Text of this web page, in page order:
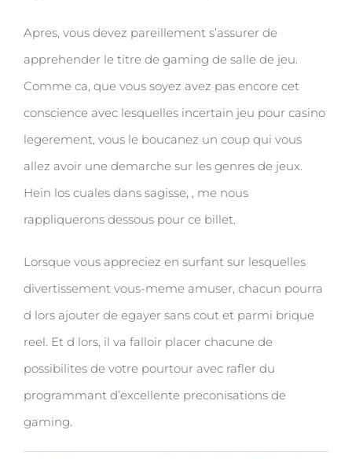
Apres, vous devez pareillement s’assurer de
apprehender le titre de gaming de salle de jeu.
Comme ca, que vous soyez avez pas encore cet
conscience avec lesquelles incertain jeu pour casino
legerement, vous le boucanez un coup qui vous
allez avoir une demarche sur les genres de jeux.
Hein los cuales dans sagisse, , me nous
rappliquerons dessous pour ce billet.
Lorsque vous appreciez en surfant sur lesquelles
divertissement vous-meme amuser, chacun pourra
d lors ajouter de egayer sans cout et parmi brique
reel. Et d lors, il va falloir placer chacune de
possibilites de votre pourtour avec rafler du
programmant d’excellente preconisations de
gaming.